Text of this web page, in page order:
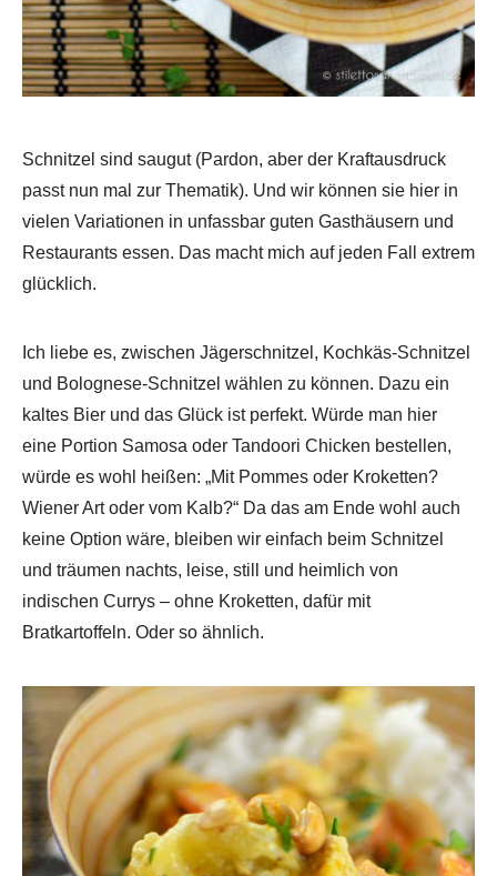
Schnitzel sind saugut (Pardon, aber der Kraftausdruck
passt nun mal zur Thematik). Und wir können sie hier in
vielen Variationen in unfassbar guten Gasthäusern und
Restaurants essen. Das macht mich auf jeden Fall extrem
glücklich.
Ich liebe es, zwischen Jägerschnitzel, Kochkäs-Schnitzel
und Bolognese-Schnitzel wählen zu können. Dazu ein
kaltes Bier und das Glück ist perfekt. Würde man hier
eine Portion Samosa oder Tandoori Chicken bestellen,
würde es wohl heißen: „Mit Pommes oder Kroketten?
Wiener Art oder vom Kalb?“ Da das am Ende wohl auch
keine Option wäre, bleiben wir einfach beim Schnitzel
und träumen nachts, leise, still und heimlich von
indischen Currys – ohne Kroketten, dafür mit
Bratkartoffeln. Oder so ähnlich.